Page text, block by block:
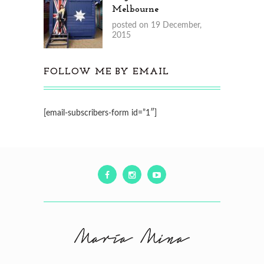
Melbourne
posted on 19 December,
2015
FOLLOW ME BY EMAIL
[email-subscribers-form id=”1″]